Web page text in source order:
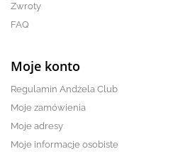
Zwroty
FAQ
Moje konto
Regulamin Andżela Club
Moje zamówienia
Moje adresy
Moje informacje osobiste